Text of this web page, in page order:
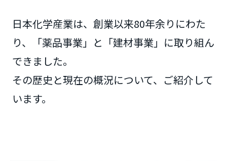
日本化学産業は、創業以来80年余りにわた
り、「薬品事業」と「建材事業」に取り組ん
できました。
その歴史と現在の概況について、ご紹介して
います。